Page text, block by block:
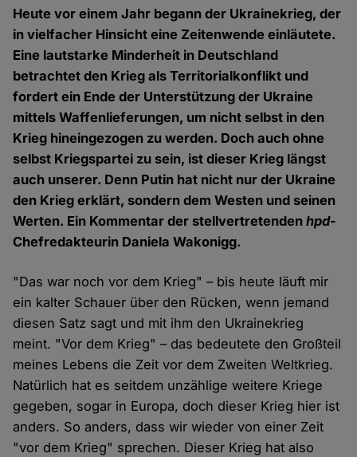
Heute vor einem Jahr begann der Ukrainekrieg, der
in vielfacher Hinsicht eine Zeitenwende einläutete.
Eine lautstarke Minderheit in Deutschland
betrachtet den Krieg als Territorialkonflikt und
fordert ein Ende der Unterstützung der Ukraine
mittels Waffenlieferungen, um nicht selbst in den
Krieg hineingezogen zu werden. Doch auch ohne
selbst Kriegspartei zu sein, ist dieser Krieg längst
auch unserer. Denn Putin hat nicht nur der Ukraine
den Krieg erklärt, sondern dem Westen und seinen
Werten. Ein Kommentar der stellvertretendenhpd-
Chefredakteurin Daniela Wakonigg.
"Das war noch vor dem Krieg" – bis heute läuft mir
ein kalter Schauer über den Rücken, wenn jemand
diesen Satz sagt und mit ihm den Ukrainekrieg
meint. "Vor dem Krieg" – das bedeutete den Großteil
meines Lebens die Zeit vor dem Zweiten Weltkrieg.
Natürlich hat es seitdem unzählige weitere Kriege
gegeben, sogar in Europa, doch dieser Krieg hier ist
anders. So anders, dass wir wieder von einer Zeit
"vor dem Krieg" sprechen. Dieser Krieg hat also